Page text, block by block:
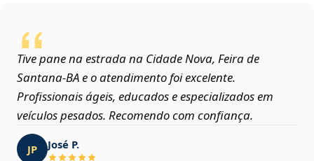
Tive pane na estrada na Cidade Nova, Feira de
Santana‑BA e o atendimento foi excelente.
Profissionais ágeis, educados e especializados em
veículos pesados. Recomendo com confiança.
JP José P.